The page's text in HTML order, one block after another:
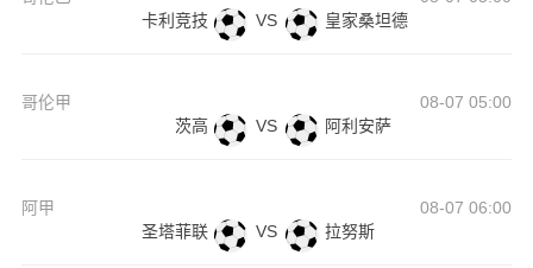
卡利竞技
VS 皇家桑坦德
哥伦甲
08-07 05:00
茨高
VS 阿利安萨
阿甲
08-07 06:00
圣塔菲联
VS 拉努斯